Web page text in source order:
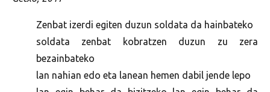
Zenbat izerdi egiten duzun soldata da hainbateko
soldata zenbat kobratzen duzun zu zera
bezainbateko
lan nahian edo eta lanean hemen dabil jende lepo